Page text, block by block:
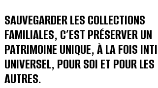
SAUVEGARDER LES COLLECTIONS
FAMILIALES, C’EST PRÉSERVER UN
PATRIMOINE UNIQUE, À LA FOIS
UNIVERSEL, POUR SOI ET POUR LES
AUTRES.